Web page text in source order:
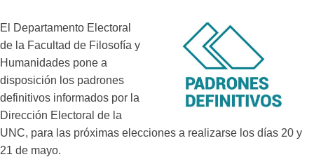
El Departamento Electoral
de la Facultad de Filosofía y
Humanidades pone a
disposición los padrones
definitivos informados por la
Dirección Electoral de la
UNC, para las próximas elecciones a realizarse los días 20 y
21 de mayo.